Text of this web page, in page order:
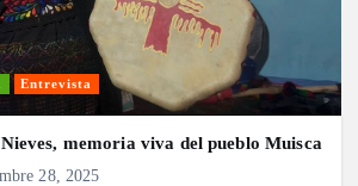
Entrevista
memoria viva del pueblo Muisca
28, 2025